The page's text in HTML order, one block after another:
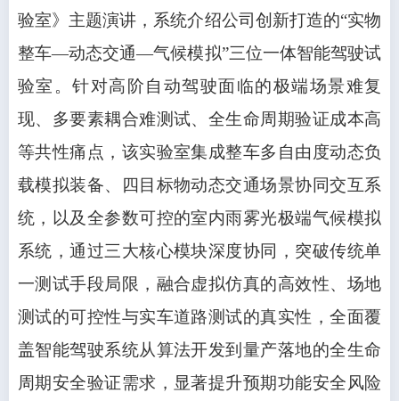
验室》主题演讲，系统介绍公司创新打造的“实物
整车—动态交通—气候模拟”三位一体智能驾驶试
验室。针对高阶自动驾驶面临的极端场景难复
现、多要素耦合难测试、全生命周期验证成本高
等共性痛点，该实验室集成整车多自由度动态负
载模拟装备、四目标物动态交通场景协同交互系
统，以及全参数可控的室内雨雾光极端气候模拟
系统，通过三大核心模块深度协同，突破传统单
一测试手段局限，融合虚拟仿真的高效性、场地
测试的可控性与实车道路测试的真实性，全面覆
盖智能驾驶系统从算法开发到量产落地的全生命
周期安全验证需求，显著提升预期功能安全风险